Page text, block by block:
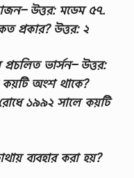
উত্তর: মডেম ৫৭.
প্রকার? উত্তর: ২
ভার্সন– উত্তর:
কয়টি অংশ থাকে?
১৯৯২ সালে কয়টি
ব্যবহার করা হয়?